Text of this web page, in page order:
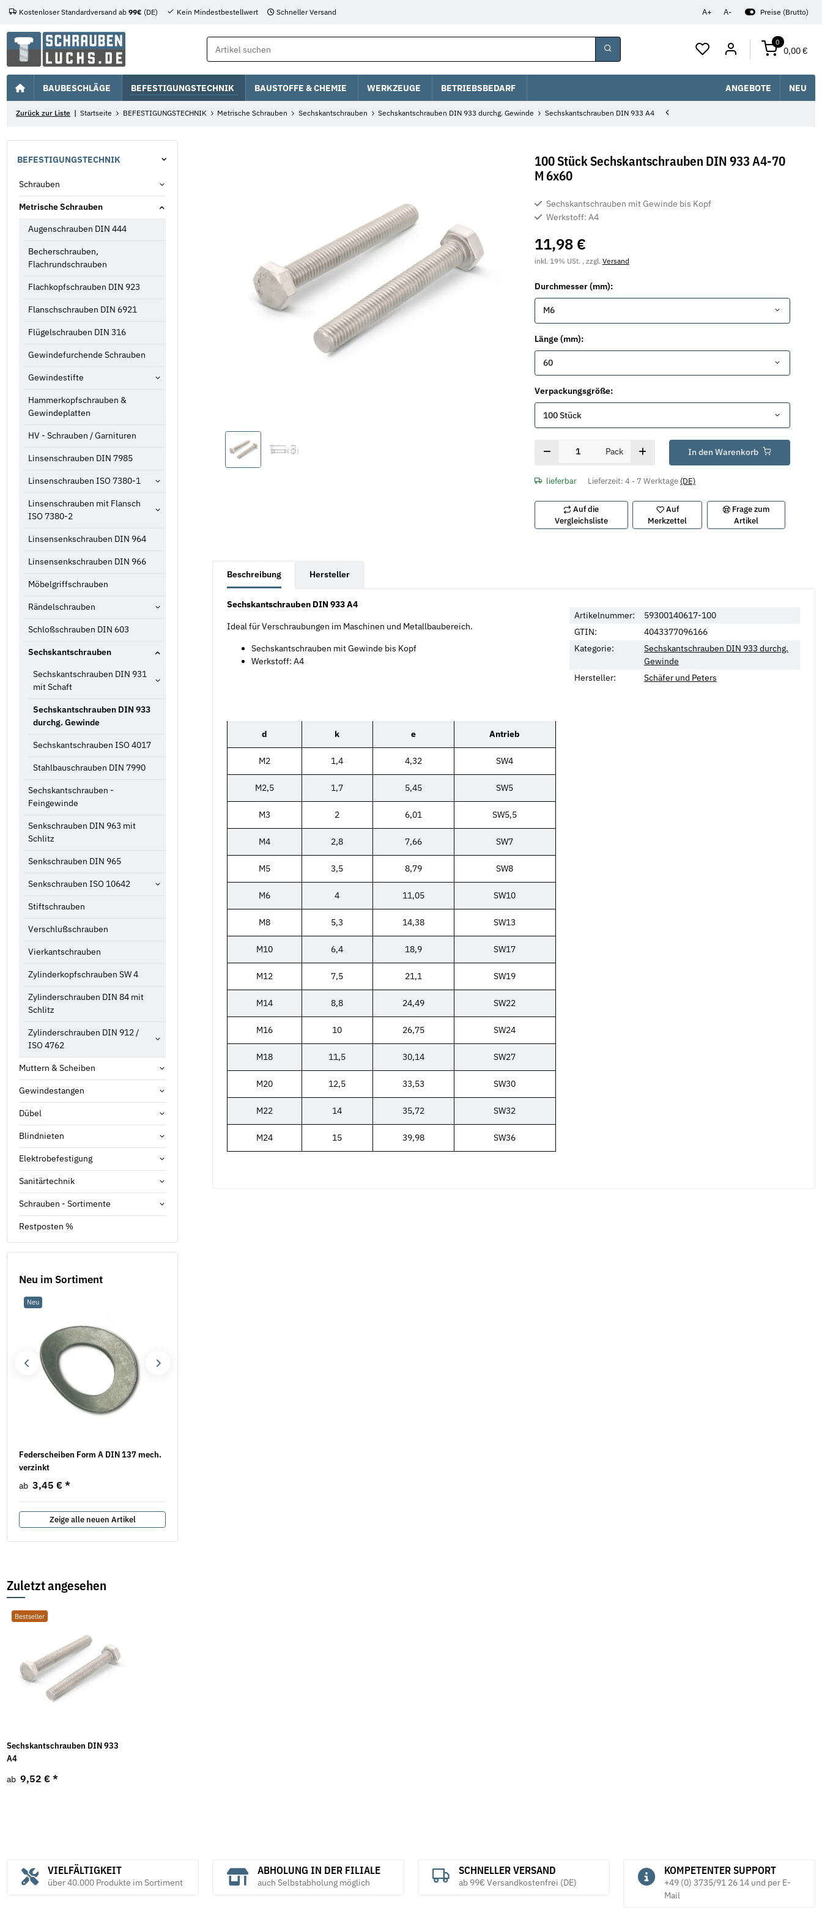
A+ A- Preise (Brutto)
Kostenloser Standardversand ab 99€ (DE) Kein Mindestbestellwert Schneller Versand
0
0,00 €
BAUBESCHLÄGE BEFESTIGUNGSTECHNIK BAUSTOFFE & CHEMIE WERKZEUGE BETRIEBSBEDARF ANGEBOTE NEU
Zurück zur Liste Startseite BEFESTIGUNGSTECHNIK Metrische Schrauben Sechskantschrauben Sechskantschrauben DIN 933 durchg. Gewinde Sechskantschrauben DIN 933 A4
100 Stück Sechskantschrauben DIN 933 A4-70
M 6x60
Sechskantschrauben mit Gewinde bis Kopf
Werkstoff: A4
11,98 €
inkl. 19% USt. , zzgl.Versand
Durchmesser (mm):
M6
Länge (mm):
60
Verpackungsgröße:
100 Stück
Pack In den Warenkorb
lieferbar Lieferzeit:4 - 7 Werktage (DE)
Auf die
Vergleichsliste
Auf
Merkzettel
Frage zum
Artikel
Beschreibung Hersteller
Sechskantschrauben DIN 933 A4
Ideal für Verschraubungen im Maschinen und Metallbaubereich.
Sechskantschrauben mit Gewinde bis Kopf
Werkstoff: A4
d k e Antrieb
M2 1,4 4,32 SW4
M2,5 1,7 5,45 SW5
M3 2 6,01 SW5,5
M4 2,8 7,66 SW7
M5 3,5 8,79 SW8
M6 4 11,05 SW10
M8 5,3 14,38 SW13
M10 6,4 18,9 SW17
M12 7,5 21,1 SW19
M14 8,8 24,49 SW22
M16 10 26,75 SW24
M18 11,5 30,14 SW27
M20 12,5 33,53 SW30
M22 14 35,72 SW32
M24 15 39,98 SW36
Artikelnummer:
59300140617-100
GTIN:
4043377096166
Kategorie:
Sechskantschrauben DIN 933 durchg.
Gewinde
Hersteller:
Schäfer und Peters
BEFESTIGUNGSTECHNIK
Schrauben
Metrische Schrauben
Augenschrauben DIN 444
Becherschrauben,
Flachrundschrauben
Flachkopfschrauben DIN 923
Flanschschrauben DIN 6921
Flügelschrauben DIN 316
Gewindefurchende Schrauben
Gewindestifte
Hammerkopfschrauben &
Gewindeplatten
HV - Schrauben / Garnituren
Linsenschrauben DIN 7985
Linsenschrauben ISO 7380-1
Linsenschrauben mit Flansch
ISO 7380-2
Linsensenkschrauben DIN 964
Linsensenkschrauben DIN 966
Möbelgriffschrauben
Rändelschrauben
Schloßschrauben DIN 603
Sechskantschrauben
Sechskantschrauben DIN 931
mit Schaft
Sechskantschrauben DIN 933
durchg. Gewinde
Sechskantschrauben ISO 4017
Stahlbauschrauben DIN 7990
Sechskantschrauben -
Feingewinde
Senkschrauben DIN 963 mit
Schlitz
Senkschrauben DIN 965
Senkschrauben ISO 10642
Stiftschrauben
Verschlußschrauben
Vierkantschrauben
Zylinderkopfschrauben SW 4
Zylinderschrauben DIN 84 mit
Schlitz
Zylinderschrauben DIN 912 /
ISO 4762
Muttern & Scheiben
Gewindestangen
Dübel
Blindnieten
Elektrobefestigung
Sanitärtechnik
Schrauben - Sortimente
Restposten %
Neu im Sortiment
Neu
Federscheiben Form A DIN 137 mech.
verzinkt
ab 3,45 € *
Zeige alle neuen Artikel
Zuletzt angesehen
Bestseller
Sechskantschrauben DIN 933
A4
ab 9,52 € *
VIELFÄLTIGKEIT
über 40.000 Produkte im Sortiment
ABHOLUNG IN DER FILIALE
auch Selbstabholung möglich
SCHNELLER VERSAND
ab 99€ Versandkostenfrei (DE)
KOMPETENTER SUPPORT
+49 (0) 3735/91 26 14 und per E-
Mail